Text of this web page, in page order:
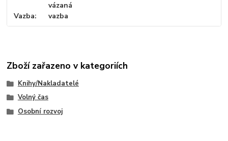
Vazba
vázaná
vazba
Zboží zařazeno v kategoriích
Knihy/Nakladatelé
Volný čas
Osobní rozvoj